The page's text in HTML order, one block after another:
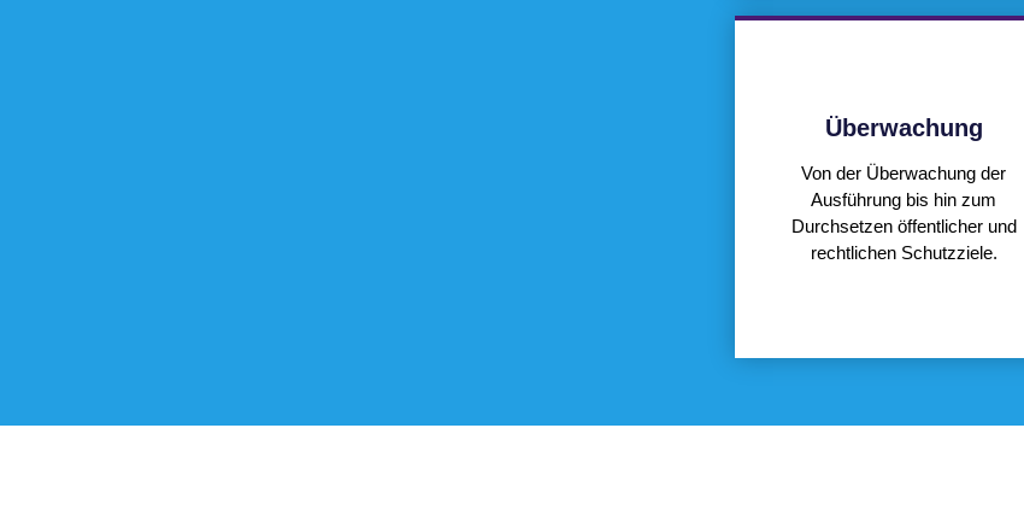
Überwachung
Von der Überwachung der
Ausführung bis hin zum
Durchsetzen öffentlicher und
rechtlichen Schutzziele.